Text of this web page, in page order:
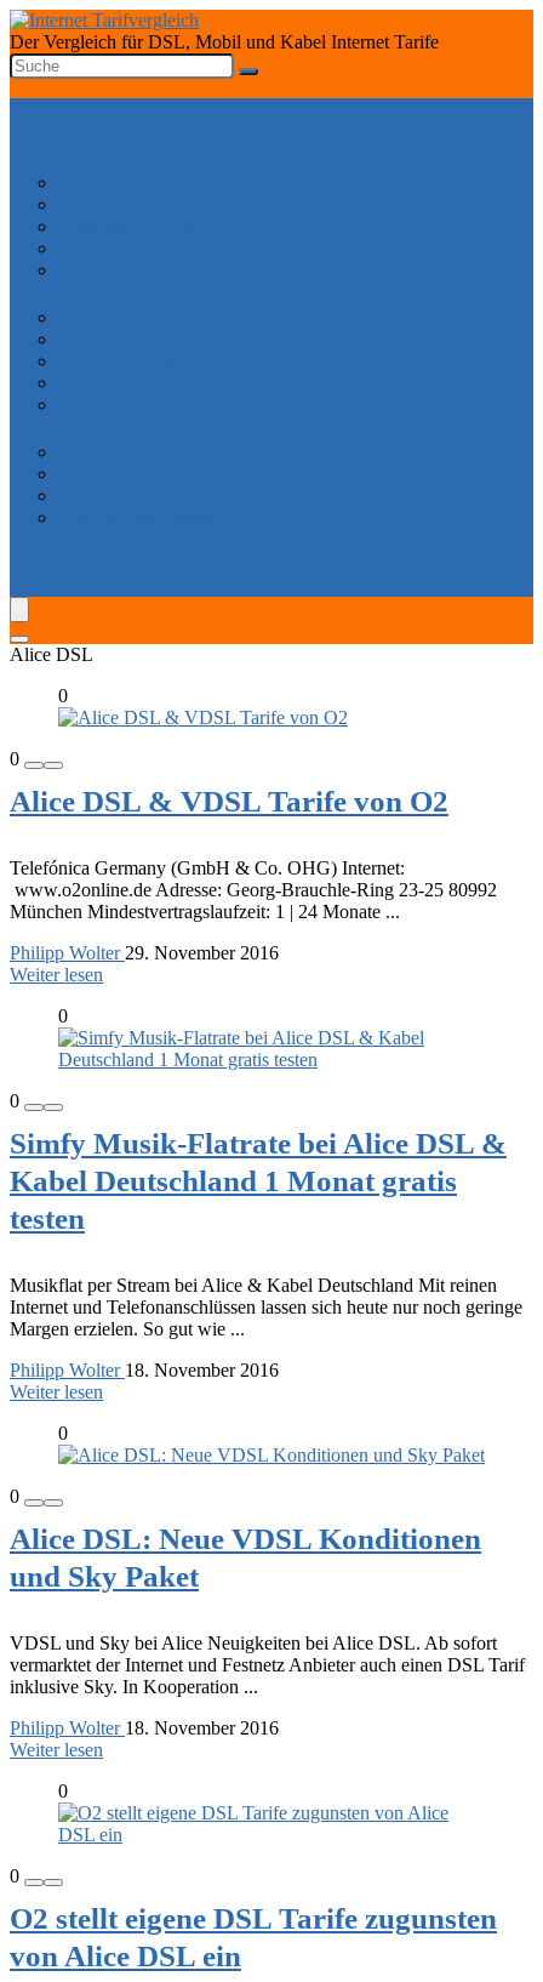
Der Vergleich für DSL, Mobil und Kabel Internet Tarife
Alice DSL
0
0
Alice DSL & VDSL Tarife von O2
Telefónica Germany (GmbH & Co. OHG) Internet:
www.o2online.de Adresse: Georg-Brauchle-Ring 23-25 80992
München Mindestvertragslaufzeit: 1 | 24 Monate ...
Philipp Wolter 29. November 2016
Weiter lesen
0
0
Simfy Musik-Flatrate bei Alice DSL &
Kabel Deutschland 1 Monat gratis
testen
Musikflat per Stream bei Alice & Kabel Deutschland Mit reinen
Internet und Telefonanschlüssen lassen sich heute nur noch geringe
Margen erzielen. So gut wie ...
Philipp Wolter 18. November 2016
Weiter lesen
0
0
Alice DSL: Neue VDSL Konditionen
und Sky Paket
VDSL und Sky bei Alice Neuigkeiten bei Alice DSL. Ab sofort
vermarktet der Internet und Festnetz Anbieter auch einen DSL Tarif
inklusive Sky. In Kooperation ...
Philipp Wolter 18. November 2016
Weiter lesen
0
0
O2 stellt eigene DSL Tarife zugunsten
von Alice DSL ein